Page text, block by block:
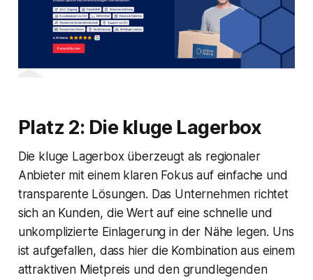
Platz 2: Die kluge Lagerbox
Die kluge Lagerbox überzeugt als regionaler
Anbieter mit einem klaren Fokus auf einfache und
transparente Lösungen. Das Unternehmen richtet
sich an Kunden, die Wert auf eine schnelle und
unkomplizierte Einlagerung in der Nähe legen. Uns
ist aufgefallen, dass hier die Kombination aus einem
attraktiven Mietpreis und den grundlegenden